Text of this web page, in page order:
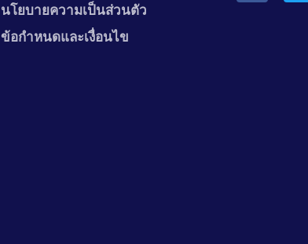
นโยบายความเป็นส่วนตัว
ข้อกำหนดและเงื่อนไข